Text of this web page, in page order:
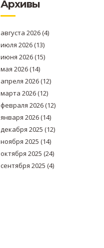
Архивы
августа 2026(4)
июля 2026(13)
июня 2026(15)
мая 2026(14)
апреля 2026(12)
марта 2026(12)
февраля 2026(12)
января 2026(14)
декабря 2025 (12)
ноября 2025 (14)
октября 2025 (24)
сентября 2025 (4)